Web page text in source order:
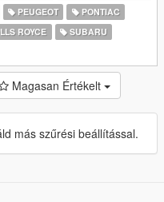
PEUGEOT
PONTIAC
ROYCE
SUBARU
Magasan Értékelt
más szűrési beállítással.